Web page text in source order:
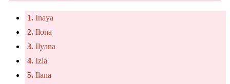
1. Inaya
2. Ilona
3. Ilyana
4. Izia
5. Ilana